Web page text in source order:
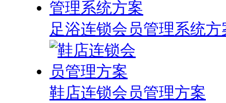
足浴连锁会员管理系统方
鞋店连锁会员管理方案